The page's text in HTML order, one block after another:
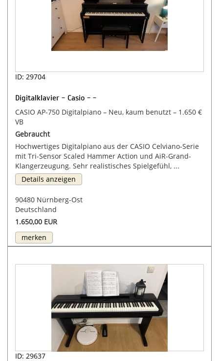
ID: 29704
Digitalklavier - Casio - -
CASIO AP-750 Digitalpiano – Neu, kaum benutzt – 1.650 €
VB
Gebraucht
Hochwertiges Digitalpiano aus der CASIO Celviano-Serie
mit Tri-Sensor Scaled Hammer Action und AiR-Grand-
Klangerzeugung. Sehr realistisches Spielgefühl, ...
Details anzeigen
90480 Nürnberg-Ost
Deutschland
1.650,00 EUR
merken
ID: 29637